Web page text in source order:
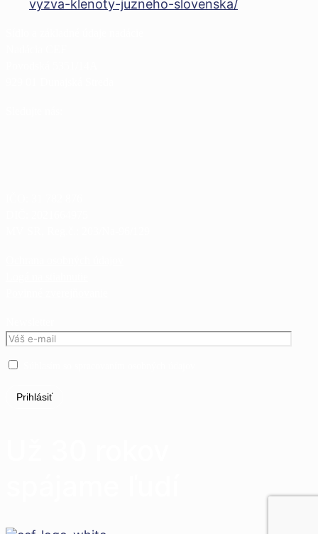
vyzva-klenoty-juzneho-slovenska/